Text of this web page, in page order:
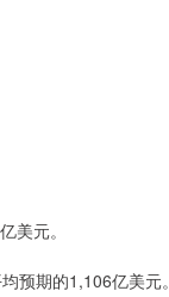
美元。
预期的1,106亿美元。